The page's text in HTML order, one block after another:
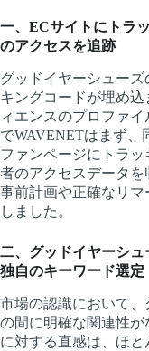
一、ECサイトにトラ
のアクセスを追跡
グッドイヤーシュー
キングコードが埋め
ィエンスのプロファ
でWAVENETはまず、
ファンページにトラ
者のアクセスデータ
事前計画や正確なリ
しました。
二、グッドイヤーシ
独自のキーワード選定
市場の認識において、
の間に明確な関連性
に対する直感は、ほ